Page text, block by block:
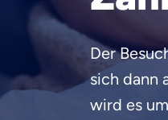
Der
sich dann
wird es